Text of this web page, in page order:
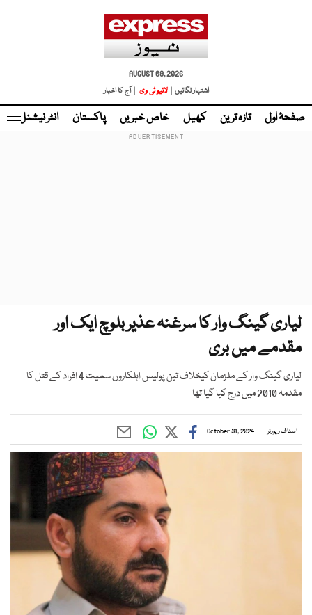
AUGUST 09, 2026
اشتہار لگائیں |
لائیو ٹی وی | آج کا اخبار
صفحۂ اول تازہ ترین کھیل خاص خبریں پاکستان انٹر نیشنل
لیاری گینگ وار کا سرغنہ عذیر بلوچ ایک اور
مقدمے میں بری
لیاری گینگ وار کے ملزمان کیخلاف تین پولیس اہلکاروں سمیت 4 افراد کے قتل کا
مقدمہ 2010 میں درج کیا گیا تھا
اسٹاف رپورٹر October 31, 2024